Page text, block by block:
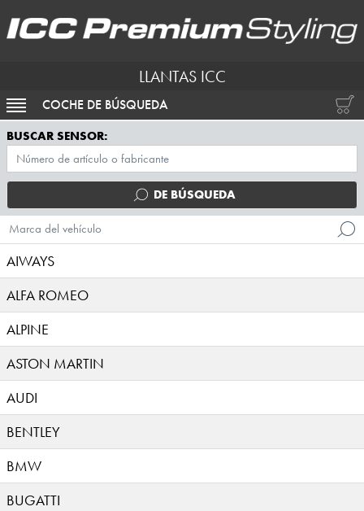
LLANTAS ICC
ACTIVAR NAVEGACIÓN
COCHE DE BÚSQUEDA
BUSCAR SENSOR:
DE BÚSQUEDA
Marca del vehículo
AIWAYS
ALFA ROMEO
ALPINE
ASTON MARTIN
AUDI
BENTLEY
BMW
BUGATTI